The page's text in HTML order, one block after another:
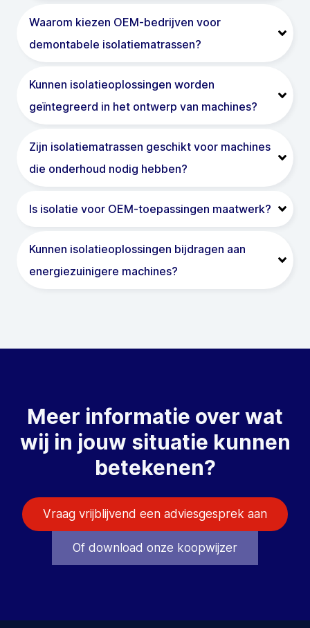
Waarom kiezen OEM-bedrijven voor
demontabele isolatiematrassen?
Kunnen isolatieoplossingen worden
geïntegreerd in het ontwerp van machines?
Zijn isolatiematrassen geschikt voor machines
die onderhoud nodig hebben?
Is isolatie voor OEM-toepassingen maatwerk?
Kunnen isolatieoplossingen bijdragen aan
energiezuinigere machines?
Meer informatie over wat
wij in jouw situatie kunnen
betekenen?
Vraag vrijblijvend een adviesgesprek aan
Of download onze koopwijzer